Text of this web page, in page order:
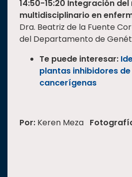
14:50-15:20 Integración del
multidisciplinario en
Dra. Beatriz de la Fuente
del Departamento de
Te puede interesar:
plantas inhibidores
cancerígenas
Por: Keren Meza